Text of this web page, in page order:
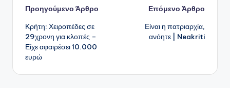
Πλοήγηση
δημοσιεύσεων
Προηγούμενο Άρθρο
Κρήτη: Χειροπέδες σε
29χρονη για κλοπές –
Είχε αφαιρέσει 10.000
ευρώ
Επόμενο Άρθρο
Είναι η πατριαρχία,
ανόητε | Neakriti